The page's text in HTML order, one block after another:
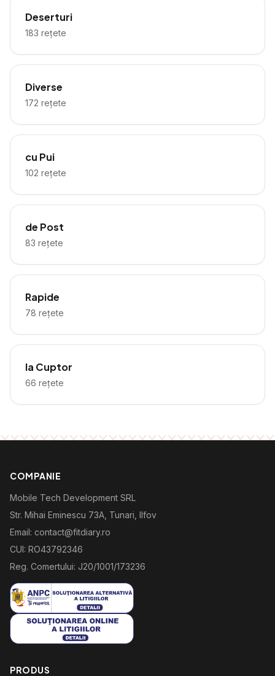
Deserturi
183 rețete
Diverse
172 rețete
cu Pui
102 rețete
de Post
83 rețete
Rapide
78 rețete
la Cuptor
66 rețete
COMPANIE
Mobile Tech Development SRL
Str. Mihai Eminescu 73A, Tunari, Ilfov
Email: contact@fitdiary.ro
CUI: RO43792346
Reg. Comertului: J20/1001/173236
PRODUS